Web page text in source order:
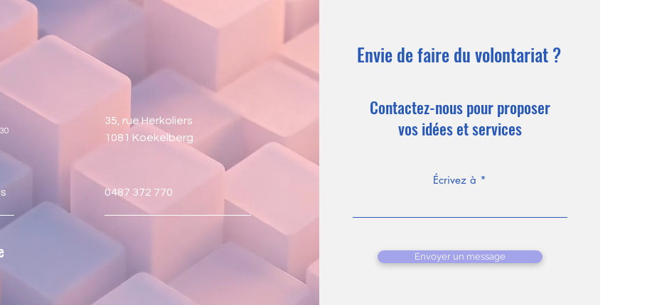
35, rue Herkoliers
1081 Koekelberg
0487 372 770
Envie de faire du volontariat ?
Contactez-nous pour proposer
vos idées et services
Écrivez à
Envoyer un message